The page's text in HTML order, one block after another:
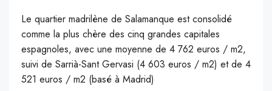
Le quartier madrilène de Salamanque est consolidé
comme la plus chère des cinq grandes capitales
espagnoles, avec une moyenne de 4 762 euros / m2,
suivi de Sarrià-Sant Gervasi (4 603 euros / m2) et de 4
521 euros / m2 (basé à Madrid)